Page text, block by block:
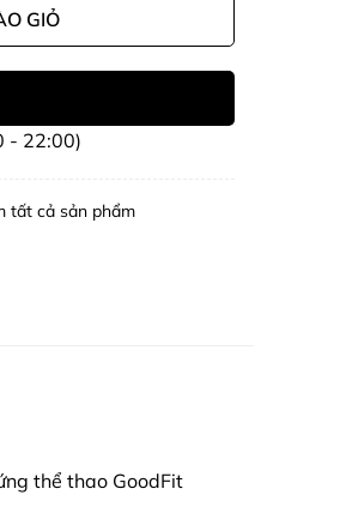
GIỎ
- 22:00)
tất cả sản phẩm
thể thao GoodFit